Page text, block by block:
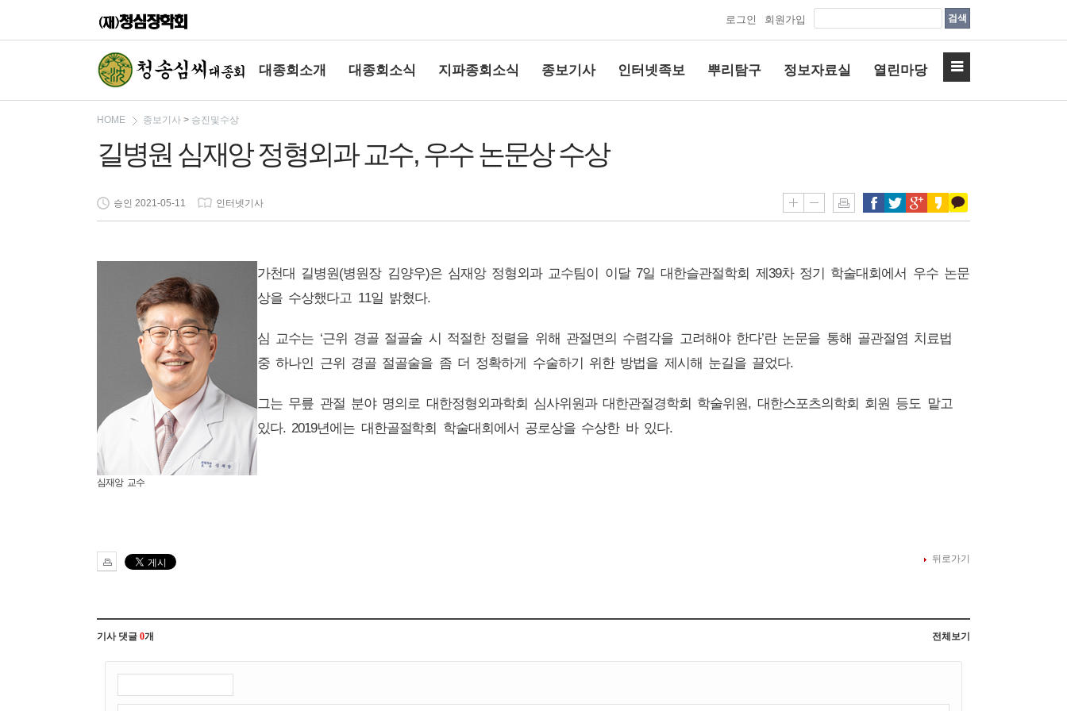
로그인 회원가입 검색
대종회소개 대종회소식 지파종회소식 종보기사 인터넷족보 뿌리탐구 정보자료실 열린마당
HOME 종보기사 > 승진및수상
길병원 심재앙 정형외과 교수, 우수 논문상 수상
승인 2021-05-11 인터넷기사
심재앙 교수
가천대 길병원(병원장 김양우)은 심재앙 정형외과 교수팀이 이달7일 대한슬관절학회 제39차 정기 학술대회에서 우수 논문
상을 수상했다고 11일 밝혔다.
심 교수는 ‘근위 경골 절골술 시 적절한 정렬을 위해 관절면의 수렴각을 고려해야 한다’란 논문을 통해 골관절염 치료법
중 하나인 근위 경골 절골술을 좀 더 정확하게 수술하기 위한 방법을 제시해 눈길을 끌었다.
그는 무릎 관절 분야 명의로 대한정형외과학회 심사위원과 대한관절경학회 학술위원, 대한스포츠의학회 회원 등도 맡고
있다. 2019년에는 대한골절학회 학술대회에서 공로상을 수상한 바 있다.
뒤로가기
기사 댓글 0개 전체보기